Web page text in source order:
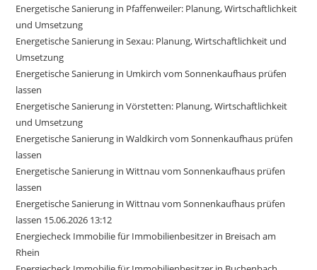
Energetische Sanierung in Pfaffenweiler: Planung, Wirtschaftlichkeit
und Umsetzung
Energetische Sanierung in Sexau: Planung, Wirtschaftlichkeit und
Umsetzung
Energetische Sanierung in Umkirch vom Sonnenkaufhaus prüfen
lassen
Energetische Sanierung in Vörstetten: Planung, Wirtschaftlichkeit
und Umsetzung
Energetische Sanierung in Waldkirch vom Sonnenkaufhaus prüfen
lassen
Energetische Sanierung in Wittnau vom Sonnenkaufhaus prüfen
lassen
Energetische Sanierung in Wittnau vom Sonnenkaufhaus prüfen
lassen 15.06.2026 13:12
Energiecheck Immobilie für Immobilienbesitzer in Breisach am
Rhein